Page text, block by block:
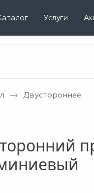
Услуги
Двустороннее